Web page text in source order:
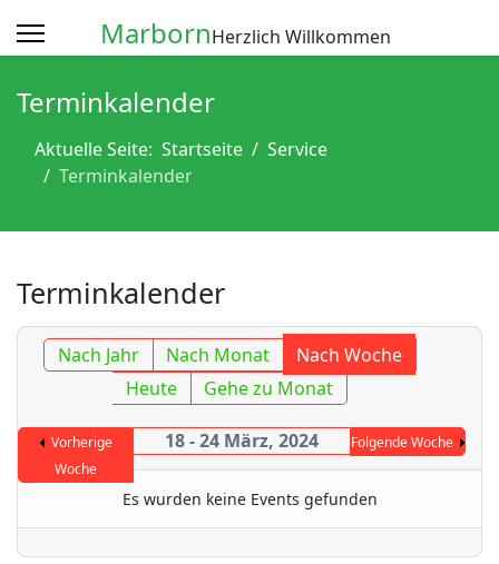
MarbornHerzlich Willkommen
Terminkalender
Aktuelle Seite: Startseite
Service
Terminkalender
Terminkalender
Nach Jahr Nach Monat
Nach Woche
Heute
Gehe zu Monat
Vorherige
Woche
18 - 24 März, 2024 Folgende Woche
Es wurden keine Events gefunden